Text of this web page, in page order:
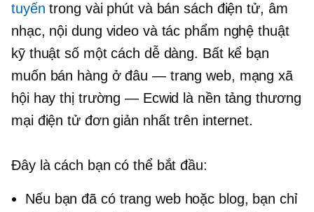
tuyến trong vài phút và bán sách điện tử, âm
nhạc, nội dung video và tác phẩm nghệ thuật
kỹ thuật số một cách dễ dàng. Bất kể bạn
muốn bán hàng ở đâu — trang web, mạng xã
hội hay thị trường — Ecwid là nền tảng thương
mại điện tử đơn giản nhất trên internet.
Đây là cách bạn có thể bắt đầu:
Nếu bạn đã có trang web hoặc blog, bạn chỉ